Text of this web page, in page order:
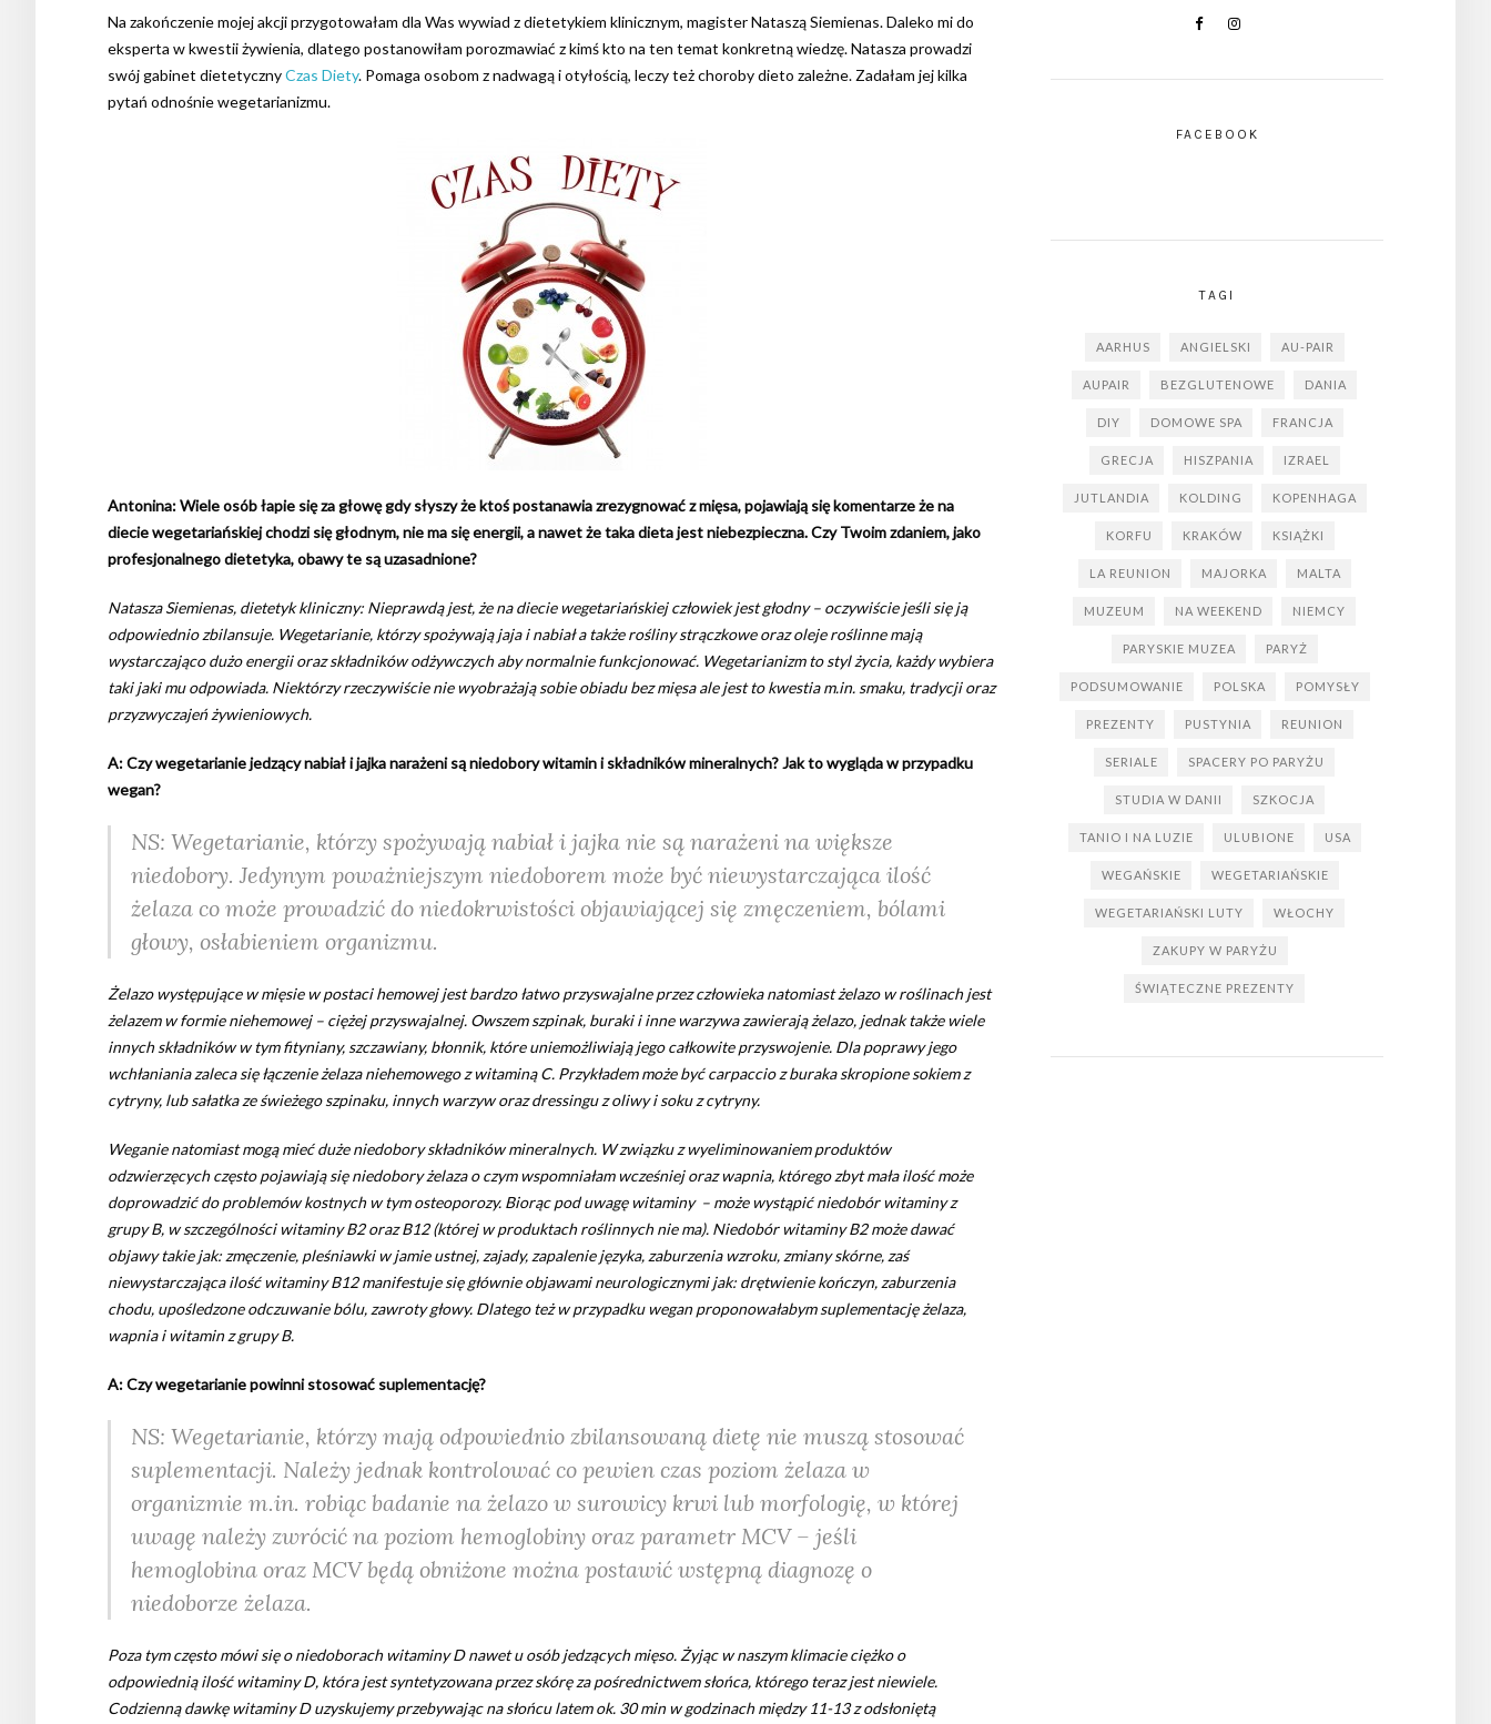
Na zakończenie mojej akcji przygotowałam dla Was wywiad z dietetykiem klinicznym, magister Nataszą Siemienas. Daleko mi do
eksperta w kwestii żywienia, dlatego postanowiłam porozmawiać z kimś kto na ten temat konkretną wiedzę. Natasza prowadzi
swój gabinet dietetycznyCzas Diety. Pomaga osobom z nadwagą i otyłością, leczy też choroby dieto zależne. Zadałam jej kilka
pytań odnośnie wegetarianizmu.
Antonina: Wiele osób łapie się za głowę gdy słyszy że ktoś postanawia zrezygnować z mięsa, pojawiają się komentarze że na
diecie wegetariańskiej chodzi się głodnym, nie ma się energii, a nawet że taka dieta jest niebezpieczna. Czy Twoim zdaniem, jako
profesjonalnego dietetyka, obawy te są uzasadnione?
Natasza Siemienas, dietetyk kliniczny: Nieprawdą jest, że na diecie wegetariańskiej człowiek jest głodny – oczywiście jeśli się ją
odpowiednio zbilansuje. Wegetarianie, którzy spożywają jaja i nabiał a także rośliny strączkowe oraz oleje roślinne mają
wystarczająco dużo energii oraz składników odżywczych aby normalnie funkcjonować. Wegetarianizm to styl życia, każdy wybiera
taki jaki mu odpowiada. Niektórzy rzeczywiście nie wyobrażają sobie obiadu bez mięsa ale jest to kwestia m.in. smaku, tradycji oraz
przyzwyczajeń żywieniowych.
A: Czy wegetarianie jedzący nabiał i jajka narażeni są niedobory witamin i składników mineralnych? Jak to wygląda w przypadku
wegan?
NS: Wegetarianie, którzy spożywają nabiał i jajka nie są narażeni na większe
niedobory. Jedynym poważniejszym niedoborem może być niewystarczająca ilość
żelaza co może prowadzić do niedokrwistości objawiającej się zmęczeniem, bólami
głowy, osłabieniem organizmu.
Żelazo występujące w mięsie w postaci hemowej jest bardzo łatwo przyswajalne przez człowieka natomiast żelazo w roślinach jest
żelazem w formie niehemowej – ciężej przyswajalnej. Owszem szpinak, buraki i inne warzywa zawierają żelazo, jednak także wiele
innych składników w tym fityniany, szczawiany, błonnik, które uniemożliwiają jego całkowite przyswojenie. Dla poprawy jego
wchłaniania zaleca się łączenie żelaza niehemowego z witaminą C. Przykładem może być carpaccio z buraka skropione sokiem z
cytryny, lub sałatka ze świeżego szpinaku, innych warzyw oraz dressingu z oliwy i soku z cytryny.
Weganie natomiast mogą mieć duże niedobory składników mineralnych. W związku z wyeliminowaniem produktów
odzwierzęcych często pojawiają się niedobory żelaza o czym wspomniałam wcześniej oraz wapnia, którego zbyt mała ilość może
doprowadzić do problemów kostnych w tym osteoporozy. Biorąc pod uwagę witaminy – może wystąpić niedobór witaminy z
grupy B, w szczególności witaminy B2 oraz B12 (której w produktach roślinnych nie ma). Niedobór witaminy B2 może dawać
objawy takie jak: zmęczenie, pleśniawki w jamie ustnej, zajady, zapalenie języka, zaburzenia wzroku, zmiany skórne, zaś
niewystarczająca ilość witaminy B12 manifestuje się głównie objawami neurologicznymi jak: drętwienie kończyn, zaburzenia
chodu, upośledzone odczuwanie bólu, zawroty głowy. Dlatego też w przypadku wegan proponowałabym suplementację żelaza,
wapnia i witamin z grupy B.
A: Czy wegetarianie powinni stosować suplementację?
NS: Wegetarianie, którzy mają odpowiednio zbilansowaną dietę nie muszą stosować
suplementacji. Należy jednak kontrolować co pewien czas poziom żelaza w
organizmie m.in. robiąc badanie na żelazo w surowicy krwi lub morfologię, w której
uwagę należy zwrócić na poziom hemoglobiny oraz parametr MCV – jeśli
hemoglobina oraz MCV będą obniżone można postawić wstępną diagnozę o
niedoborze żelaza.
Poza tym często mówi się o niedoborach witaminy D nawet u osób jedzących mięso. Żyjąc w naszym klimacie ciężko o
odpowiednią ilość witaminy D, która jest syntetyzowana przez skórę za pośrednictwem słońca, którego teraz jest niewiele.
Codzienną dawkę witaminy D uzyskujemy przebywając na słońcu latem ok. 30 min w godzinach między 11-13 z odsłoniętą
FACEBOOK
TAGI
AARHUS ANGIELSKI AU-PAIR
AUPAIR BEZGLUTENOWE DANIA
DIY DOMOWE SPA FRANCJA
GRECJA HISZPANIA IZRAEL
JUTLANDIA KOLDING KOPENHAGA
KORFU KRAKÓW KSIĄŻKI
LA REUNION MAJORKA MALTA
MUZEUM NA WEEKEND NIEMCY
PARYSKIE MUZEA PARYŻ
PODSUMOWANIE POLSKA POMYSŁY
PREZENTY PUSTYNIA REUNION
SERIALE SPACERY PO PARYŻU
STUDIA W DANII SZKOCJA
TANIO I NA LUZIE ULUBIONE USA
WEGAŃSKIE WEGETARIAŃSKIE
WEGETARIAŃSKI LUTY WŁOCHY
ZAKUPY W PARYŻU
ŚWIĄTECZNE PREZENTY